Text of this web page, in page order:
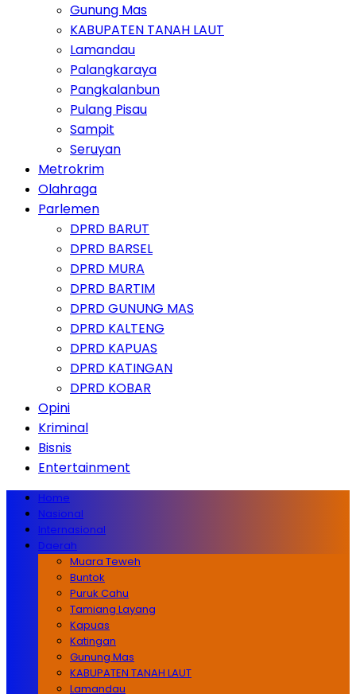
Gunung Mas
KABUPATEN TANAH LAUT
Lamandau
Palangkaraya
Pangkalanbun
Pulang Pisau
Sampit
Seruyan
Metrokrim
Olahraga
Parlemen
DPRD BARUT
DPRD BARSEL
DPRD MURA
DPRD BARTIM
DPRD GUNUNG MAS
DPRD KALTENG
DPRD KAPUAS
DPRD KATINGAN
DPRD KOBAR
Opini
Kriminal
Bisnis
Entertainment
Home
Nasional
Internasional
Daerah
Muara Teweh
Buntok
Puruk Cahu
Tamiang Layang
Kapuas
Katingan
Gunung Mas
KABUPATEN TANAH LAUT
Lamandau